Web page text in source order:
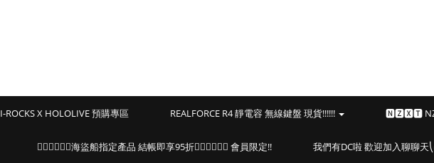
I-ROCKS X HOLOLIVE 預購專區 REALFORCE R4 靜電容 無線鍵盤 現貨!!!!!! 🅽🆉🆇🆃
🏴‍☠️🏴‍☠️🏴‍☠️海盜船指定產品 結帳即享95折🏴‍☠️🏴‍☠️🏴‍☠️ 會員限定!! 我們有DC啦 歡迎加入聊聊天